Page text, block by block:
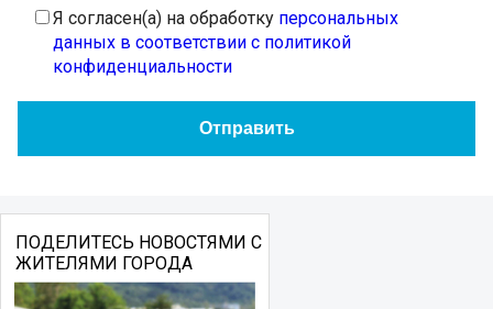
Я согласен(а) на обработку персональных
данных в соответствии с политикой
конфиденциальности
ПОДЕЛИТЕСЬ НОВОСТЯМИ С
ЖИТЕЛЯМИ ГОРОДА